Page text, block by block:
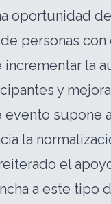
oportunidad
personas
la
y
evento supone
la
el
a este tipo